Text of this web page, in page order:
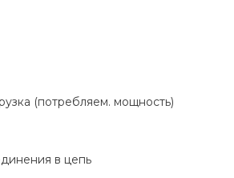
(потребляем. мощность)
в цепь